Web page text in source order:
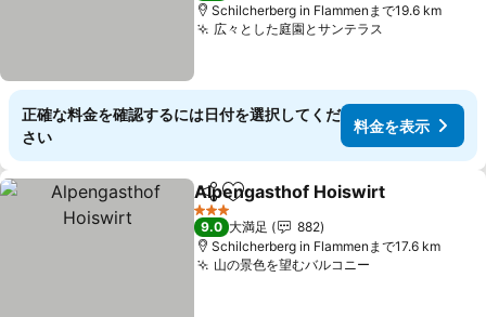
Schilcherberg in Flammenまで19.6 km
広々とした庭園とサンテラス
正確な料金を確認するには日付を選択してくだ
さい
料金を表示
シェアお気に入りに追加
Alpengasthof Hoiswirt
3 ホテルのランク
9.0 大満足
882
Schilcherberg in Flammenまで17.6 km
山の景色を望むバルコニー